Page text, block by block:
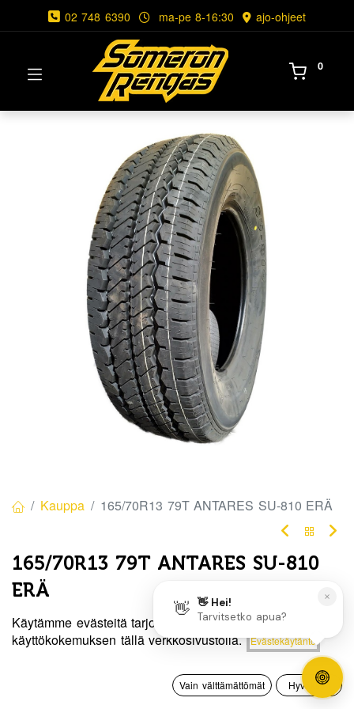
Hinta:
Lisää ostoskoriin
0
Toivelista Tili
02 748 6390 ma-pe 8-16:30 ajo-ohjeet
0
Kauppa 165/70R13 79T ANTARES SU-810 ERÄ
165/70R13 79T ANTARES SU-810
ERÄ
EAN:6959585816572 Tuotekoodi:310272
57,50€ / kpl
Saatavilla
Käytämme evästeitä tarjotaksemme sinulle paremman
käyttökokemuksen tällä verkkosivustolla.
Evästekäytäntö
Vain välttämättömät Hyväksyn